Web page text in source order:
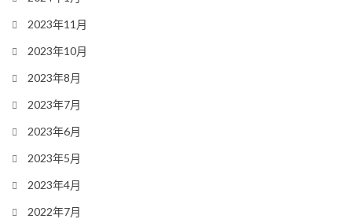
2023年11月
2023年10月
2023年8月
2023年7月
2023年6月
2023年5月
2023年4月
2022年7月